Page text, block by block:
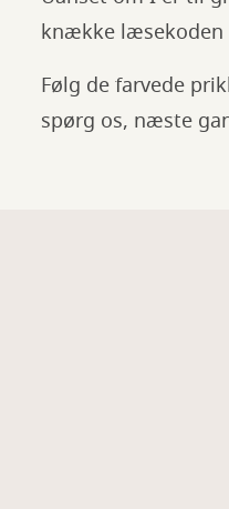
knække læsekoden
Følg de farvede
spørg os, næste